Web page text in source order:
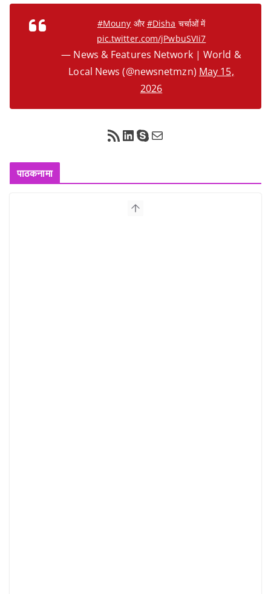
#Mouny और#Disha चर्चाओं में
pic.twitter.com/jPwbuSVIi7
— News & Features Network | World &
Local News (@newsnetmzn) May 15,
2026
RSS Feed LinkedIn Skype Mail
पाठकनामा